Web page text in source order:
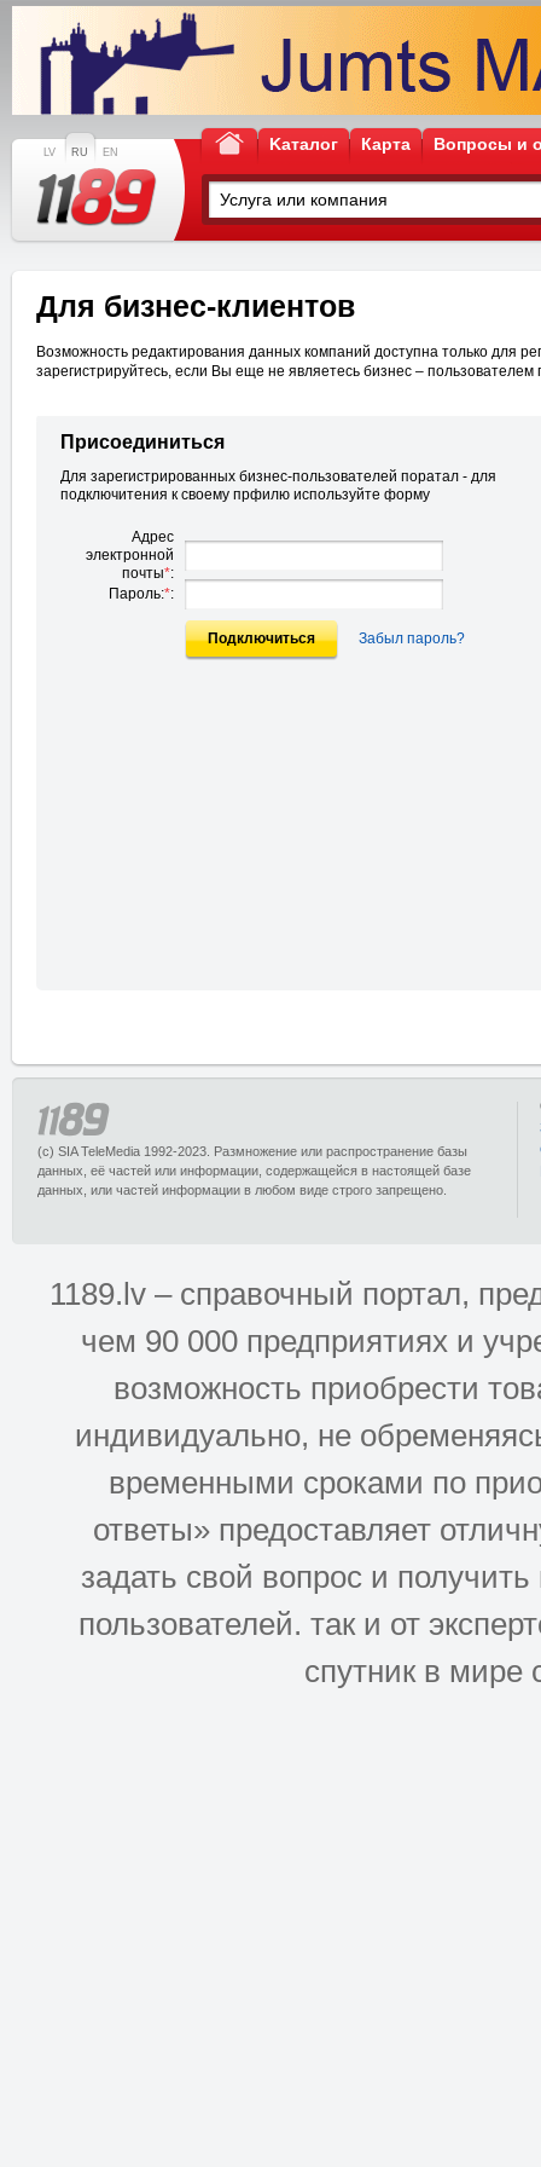
LV RU EN Kаталог Карта Вопросы и
Для бизнес-клиентов
Возможность редактирования данных компаний доступна только для
зарегистрируйтесь, если Вы еще не являетесь бизнес –
Присоединиться
Для зарегистрированных бизнес-пользователей поратал - для
подключитения к своему прфилю используйте форму
Адрес
электронной
почты*:
Пароль:*:
Подключиться Забыл пароль?
(c) SIA TeleMedia 1992-2023. Размножение или распространение базы
данных, её частей или информации, содержащейся в настоящей базе
данных, или частей информации в любом виде строго запрещено.
1189.lv – справочный портал,
чем 90 000 предприятиях и
возможность приобрести
индивидуально, не
временными сроками по
ответы» предоставляет
задать свой вопрос и
пользователей. так и от
спутник в